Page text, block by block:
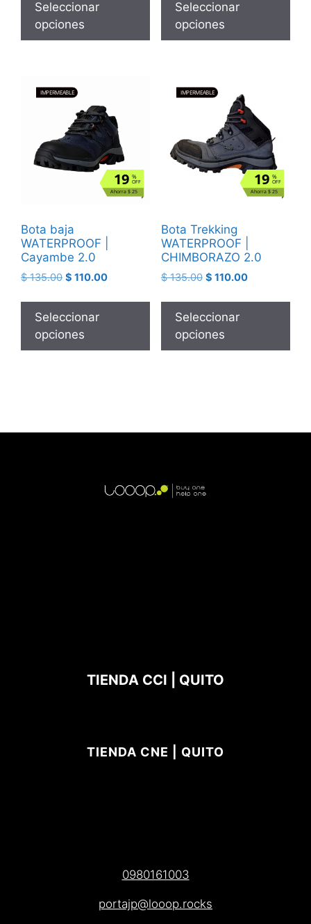
Seleccionar
opciones
Seleccionar
opciones
%
OFF
19
Ahorra $ 25
IMPERMEABLE
Bota baja
WATERPROOF |
Cayambe 2.0
$135.00 $ 110.00
Seleccionar
opciones
%
OFF
19
Ahorra $ 25
IMPERMEABLE
Bota Trekking
WATERPROOF |
CHIMBORAZO 2.0
$135.00 $ 110.00
Seleccionar
opciones
TIENDA CCI | QUITO
TIENDA CNE | QUITO
0980161003
portajp@looop.rocks